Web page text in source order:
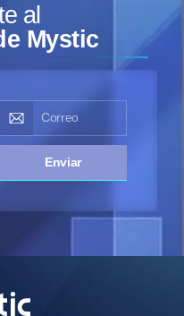
al
Mystic
Enviar